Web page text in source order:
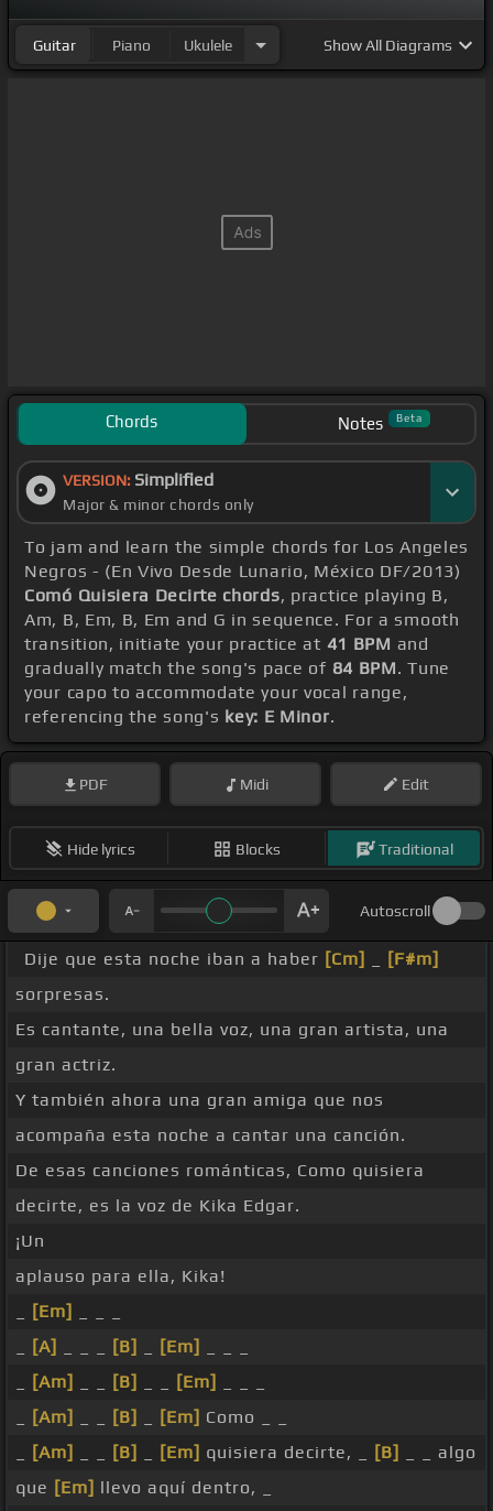
Guitar Piano Ukulele ShowAll Diagrams
Chords Notes Beta
VERSION: Simplified
Major & minor chords only
To jam and learn the simple chords for Los Angeles
Negros - (En Vivo Desde Lunario, México DF/2013)
Comó Quisiera Decirte chords, practice playing B,
Am, B, Em, B, Em and G in sequence. For a smooth
transition, initiate your practice at 41 BPM and
gradually match the song's pace of 84 BPM. Tune
your capo to accommodate your vocal range,
referencing the song's key: E Minor.
PDF Midi Edit
Hide lyrics Blocks Traditional
Autoscroll
Dije que esta noche iban a haber [Cm]
[F#m]
sorpresas.
Es cantante, una bella voz, una gran artista, una
gran actriz.
Y también ahora una gran amiga que nos
acompaña esta noche a cantar una canción.
De esas canciones románticas, Como quisiera
decirte, es la voz de Kika Edgar.
¡Un
aplauso para ella, Kika!
[Em]
[A] [B] [Em]
[Am] [B] [Em]
[Am] [B] [Em] Como _ _
[Am] [B] [Em] quisiera decirte, _ [B]
_ _ algo
que [Em] llevo aquí dentro, _